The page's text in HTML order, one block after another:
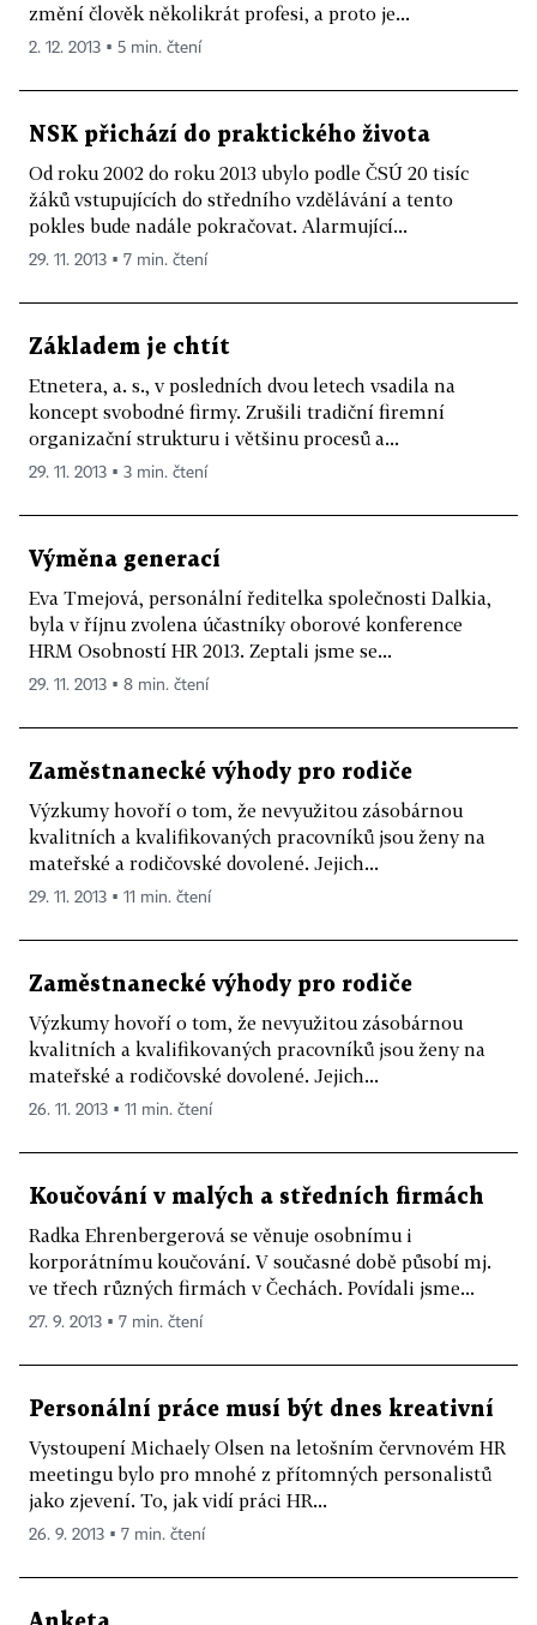
změní člověk několikrát profesi, a proto je...
2. 12. 2013 ▪ 5 min. čtení
NSK přichází do praktického života
Od roku 2002 do roku 2013 ubylo podle ČSÚ 20 tisíc
žáků vstupujících do středního vzdělávání a tento
pokles bude nadále pokračovat. Alarmující...
29. 11. 2013 ▪ 7 min. čtení
Základem je chtít
Etnetera, a. s., v posledních dvou letech vsadila na
koncept svobodné firmy. Zrušili tradiční firemní
organizační strukturu i většinu procesů a...
29. 11. 2013 ▪ 3 min. čtení
Výměna generací
Eva Tmejová, personální ředitelka společnosti Dalkia,
byla v říjnu zvolena účastníky oborové konference
HRM Osobností HR 2013. Zeptali jsme se...
29. 11. 2013 ▪ 8 min. čtení
Zaměstnanecké výhody pro rodiče
Výzkumy hovoří o tom, že nevyužitou zásobárnou
kvalitních a kvalifikovaných pracovníků jsou ženy na
mateřské a rodičovské dovolené. Jejich...
29. 11. 2013 ▪ 11 min. čtení
Zaměstnanecké výhody pro rodiče
Výzkumy hovoří o tom, že nevyužitou zásobárnou
kvalitních a kvalifikovaných pracovníků jsou ženy na
mateřské a rodičovské dovolené. Jejich...
26. 11. 2013 ▪ 11 min. čtení
Koučování v malých a středních firmách
Radka Ehrenbergerová se věnuje osobnímu i
korporátnímu koučování. V současné době působí mj.
ve třech různých firmách v Čechách. Povídali jsme...
27. 9. 2013 ▪ 7 min. čtení
Personální práce musí být dnes kreativní
Vystoupení Michaely Olsen na letošním červnovém HR
meetingu bylo pro mnohé z přítomných personalistů
jako zjevení. To, jak vidí práci HR...
26. 9. 2013 ▪ 7 min. čtení